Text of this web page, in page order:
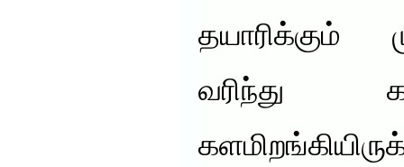
தயாரிக்கும்
வரிந்து